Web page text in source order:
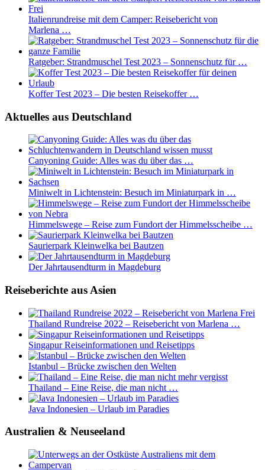
Italienrundreise mit dem Camper: Reisebericht von
Marlena …
Ratgeber: Strandmuschel Test 2023 – Sonnenschutz für …
Koffer Test 2023 – Die besten Reisekoffer …
Aktuelles aus Deutschland
Canyoning Guide: Alles was du über das …
Miniwelt in Lichtenstein: Besuch im Miniaturpark in …
Himmelswege – Reise zum Fundort der Himmelsscheibe …
Saurierpark Kleinwelka bei Bautzen
Der Jahrtausendturm in Magdeburg
Reiseberichte aus Asien
Thailand Rundreise 2022 – Reisebericht von Marlena …
Singapur Reiseinformationen und Reisetipps
Istanbul – Brücke zwischen den Welten
Thailand – Eine Reise, die man nicht …
Java Indonesien – Urlaub im Paradies
Australien & Neuseeland